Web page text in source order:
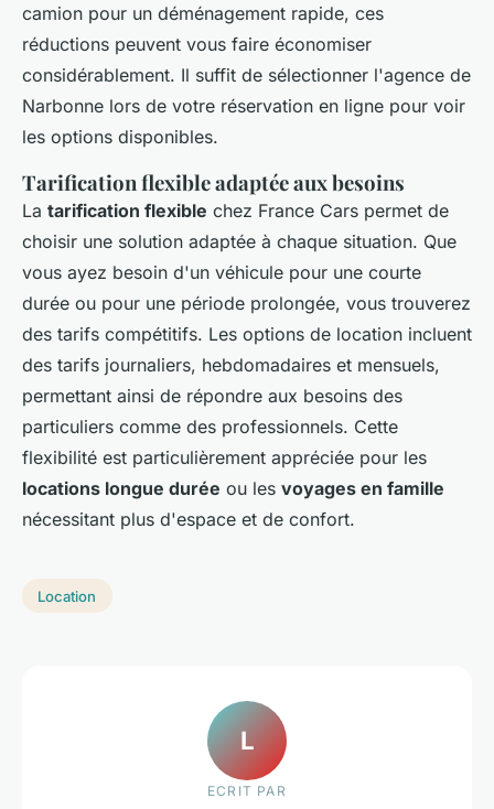
camion pour un déménagement rapide, ces
réductions peuvent vous faire économiser
considérablement. Il suffit de sélectionner l'agence de
Narbonne lors de votre réservation en ligne pour voir
les options disponibles.
Tarification flexible adaptée aux besoins
La tarification flexible chez France Cars permet de
choisir une solution adaptée à chaque situation. Que
vous ayez besoin d'un véhicule pour une courte
durée ou pour une période prolongée, vous trouverez
des tarifs compétitifs. Les options de location incluent
des tarifs journaliers, hebdomadaires et mensuels,
permettant ainsi de répondre aux besoins des
particuliers comme des professionnels. Cette
flexibilité est particulièrement appréciée pour les
locations longue durée ou les voyages en famille
nécessitant plus d'espace et de confort.
Location
L
ECRIT PAR